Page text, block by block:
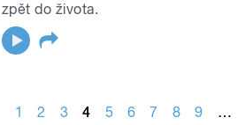
zpět do života.
1 2 3 4 5 6 7 8 9 …